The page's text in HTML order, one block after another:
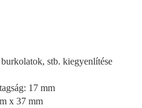
stb. kiegyenlítése
17 mm
x 37 mm